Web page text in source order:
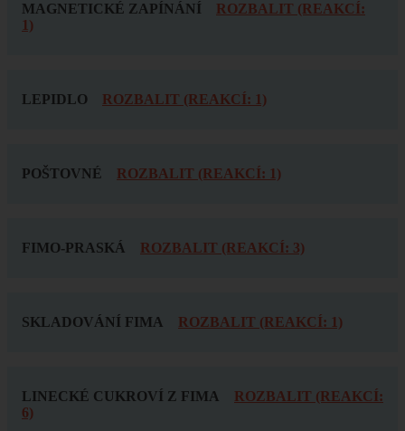
MAGNETICKÉ ZAPÍNÁNÍ
ROZBALIT (REAKCÍ:
1)
LEPIDLO ROZBALIT (REAKCÍ: 1)
POŠTOVNÉ ROZBALIT (REAKCÍ: 1)
FIMO-PRASKÁ ROZBALIT (REAKCÍ: 3)
SKLADOVÁNÍ FIMA ROZBALIT (REAKCÍ: 1)
LINECKÉ CUKROVÍ Z FIMA
ROZBALIT (REAKCÍ:
6)